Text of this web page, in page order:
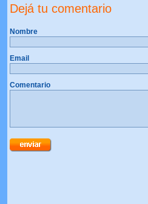
Dejá tu comentario
Nombre
Email
Comentario